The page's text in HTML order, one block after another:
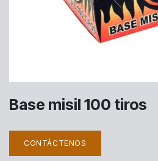
Base misil 100 tiros
CONTÁCTENOS